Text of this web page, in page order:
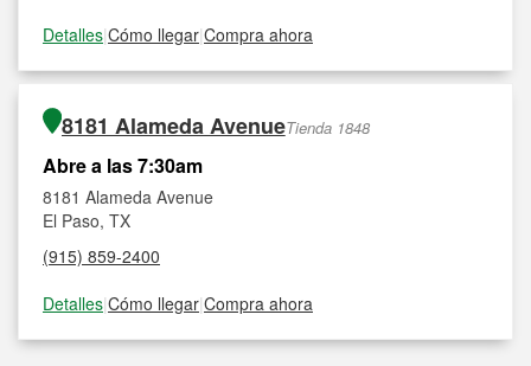
Detalles|Cómo llegar|Compra ahora
8181 Alameda AvenueTienda 1848
Abre a las 7:30am
8181 Alameda Avenue
El Paso, TX
(915) 859-2400
Detalles|Cómo llegar|Compra ahora